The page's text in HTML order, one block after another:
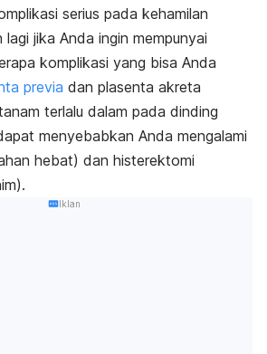
serius pada kehamilan
jika Anda ingin mempunyai
komplikasi yang bisa Anda
previa dan plasenta akreta
terlalu dalam pada dinding
menyebabkan Anda mengalami
hebat) dan histerektomi
Iklan